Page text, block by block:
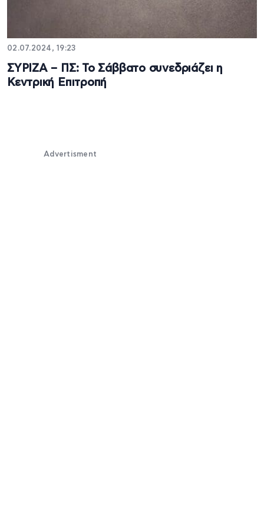
02.07.2024, 19:23
ΣΥΡΙΖΑ – ΠΣ: Το Σάββατο συνεδριάζει η
Κεντρική Επιτροπή
Advertisment